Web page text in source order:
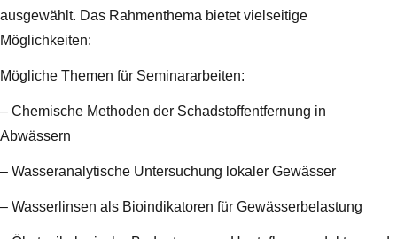
ausgewählt. Das Rahmenthema bietet vielseitige
Möglichkeiten:
Mögliche Themen für Seminararbeiten:
– Chemische Methoden der Schadstoffentfernung in
Abwässern
– Wasseranalytische Untersuchung lokaler Gewässer
– Wasserlinsen als Bioindikatoren für Gewässerbelastung